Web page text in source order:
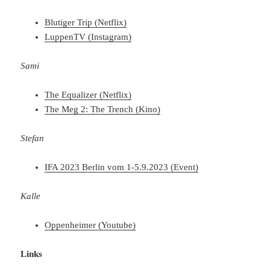
Blutiger Trip (Netflix)
LuppenTV (Instagram)
Sami
The Equalizer (Netflix)
The Meg 2: The Trench (Kino)
Stefan
IFA 2023 Berlin vom 1-5.9.2023 (Event)
Kalle
Oppenheimer (Youtube)
Links